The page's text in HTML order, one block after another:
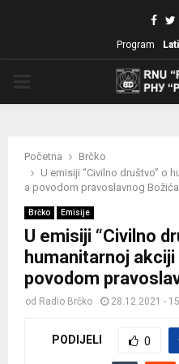
Program
Početna
Brčko
U emisiji “Civilno društvo” o
a povodom pravoslavnog Božića
Brčko Emisije
U emisiji “Civilno
humanitarnoj
povodom
od Radio Brčko 28.12.2021 -
PODIJELI 0